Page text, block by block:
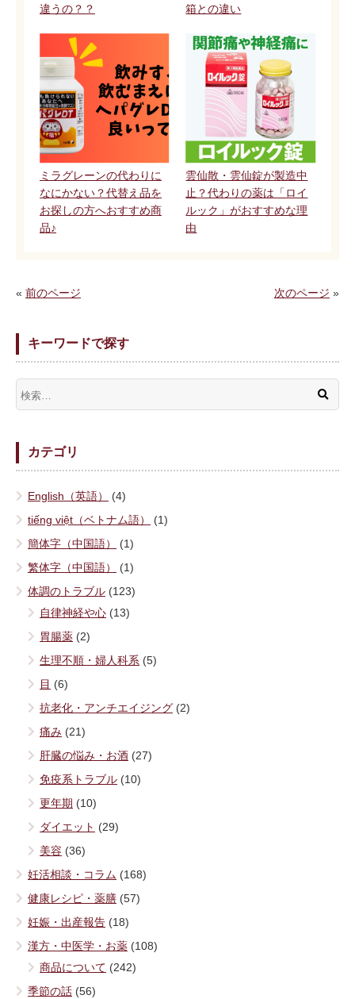
違うの？？ 箱との違い
ミラグレーンの代わりに
なにかない？代替え品を
お探しの方へおすすめ商
品♪
雲仙散・雲仙錠が製造中
止？代わりの薬は「ロイ
ルック」がおすすめな理
由
« 前のページ 次のページ »
キーワードで探す
カテゴリ
English（英語）
(4)
tiếng việt（ベトナム語）
(1)
簡体字（中国語）
(1)
繁体字（中国語）
(1)
体調のトラブル (123)
自律神経や心 (13)
胃腸薬 (2)
生理不順・婦人科系 (5)
目 (6)
抗老化・アンチエイジング (2)
痛み (21)
肝臓の悩み・お酒 (27)
免疫系トラブル (10)
更年期 (10)
ダイエット (29)
美容 (36)
妊活相談・コラム (168)
健康レシピ・薬膳 (57)
妊娠・出産報告 (18)
漢方・中医学・お薬 (108)
商品について (242)
季節の話 (56)